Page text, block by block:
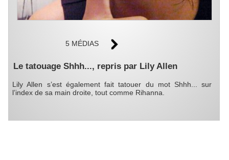
5 MÉDIAS
Le tatouage Shhh..., repris par Lily Allen
Lily Allen s’est également fait tatouer du mot Shhh... sur
l’index de sa main droite, tout comme Rihanna.